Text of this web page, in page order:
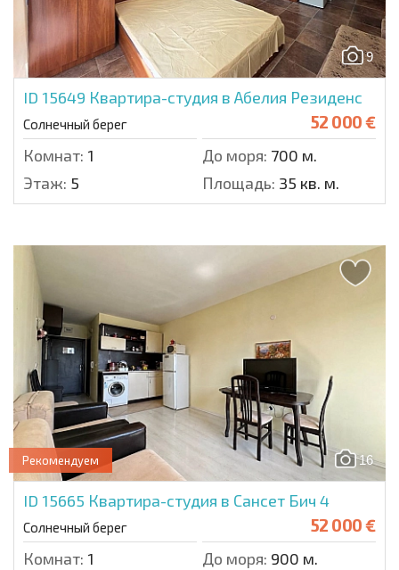
9
ID 15649 Квартира-студия в Абелия Резиденс
Солнечный берег 52 000 €
Комнат: 1 До моря: 700 м.
Этаж: 5 Площадь: 35 кв. м.
16
Рекомендуем
ID 15665 Квартира-студия в Сансет Бич 4
Солнечный берег 52 000 €
Комнат: 1 До моря: 900 м.